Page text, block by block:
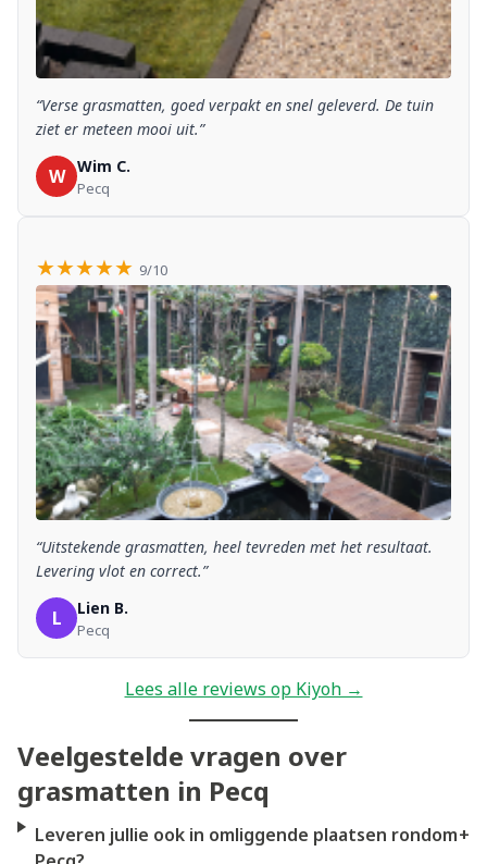
“Verse grasmatten, goed verpakt en snel geleverd. De tuin
ziet er meteen mooi uit.”
W Wim C.
Pecq
★★★★★ 9/10
“Uitstekende grasmatten, heel tevreden met het resultaat.
Levering vlot en correct.”
L Lien B.
Pecq
Lees alle reviews op Kiyoh →
Veelgestelde vragen over
grasmatten in Pecq
Leveren jullie ook in omliggende plaatsen rondom+